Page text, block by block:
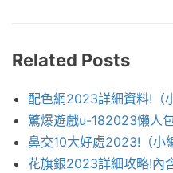
Related Posts
配色網2023詳細資料!（
驚爆遊戲u-182023懶人
鼻交10大好處2023!（小
花旗銀2023詳細攻略!內